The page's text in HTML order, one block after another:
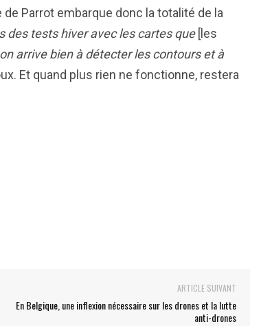
Parrot embarque donc la totalité de la
des tests hiver avec les cartes que[les
arrive bien à détecter les contours et à
Et quand plus rien ne fonctionne, restera
ARTICLE SUIVANT
En Belgique, une inflexion nécessaire sur les drones et la lutte
anti-drones